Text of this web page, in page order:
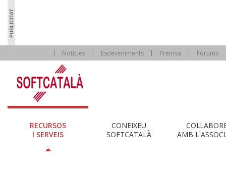
Notícies Esdeveniments Premsa Fòrums
RECURSOS
I SERVEIS
CONEIXEU
SOFTCATALÀ
AMB